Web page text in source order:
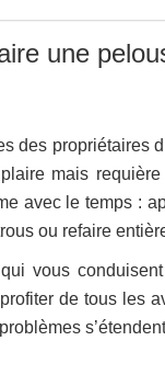
une
des propriétaires
mais
avec le temps :
ou refaire
vous
de tous les